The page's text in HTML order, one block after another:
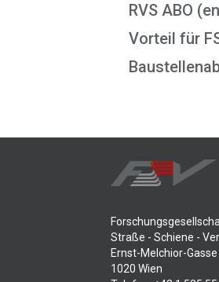
RVS ABO
Vorteil für
Straße - Schiene -
Ernst-Melchior-
1020 Wien